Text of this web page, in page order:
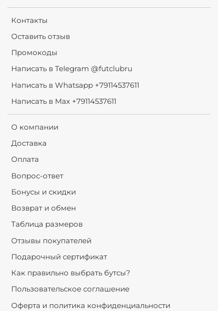
Контакты
Оставить отзыв
Промокоды
Написать в Telegram @futclubru
Написать в Whatsapp +79114537611
Написать в Max +79114537611
О компании
Доставка
Оплата
Вопрос-ответ
Бонусы и скидки
Возврат и обмен
Таблица размеров
Отзывы покупателей
Подарочный сертификат
Как правильно выбрать бутсы?
Пользовательское соглашение
Оферта и политика конфиденциальности